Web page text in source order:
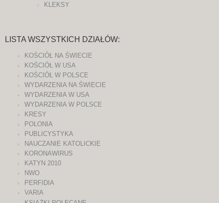
KLEKSY
LISTA WSZYSTKICH DZIAŁÓW:
KOŚCIÓŁ NA ŚWIECIE
KOŚCIÓŁ W USA
KOŚCIÓŁ W POLSCE
WYDARZENIA NA ŚWIECIE
WYDARZENIA W USA
WYDARZENIA W POLSCE
KRESY
POLONIA
PUBLICYSTYKA
NAUCZANIE KATOLICKIE
KORONAWIRUS
KATYN 2010
NWO
PERFIDIA
VARIA